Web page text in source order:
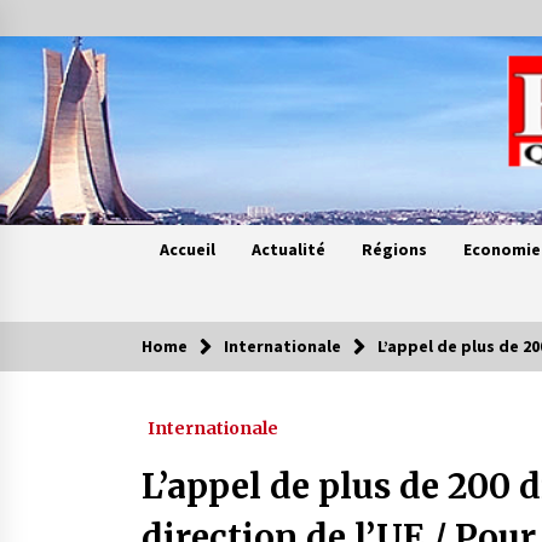
to
content
Accueil Actualité Régions Economie
Contes de chez nous
4 ans ago
Home Internationale L’appel de plus de
Internationale
L’appel de plus de 200